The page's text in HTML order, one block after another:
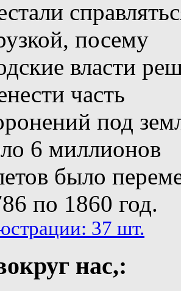
посему
власти
часть
под
6 миллионов
было
по 1860 год.
37 шт.
нас,: